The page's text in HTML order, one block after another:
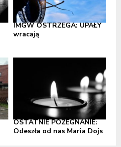
IMGW OSTRZEGA: UPAŁY
wracają
OSTATNIE POŻEGNANIE:
Odeszła od nas Maria Dojs